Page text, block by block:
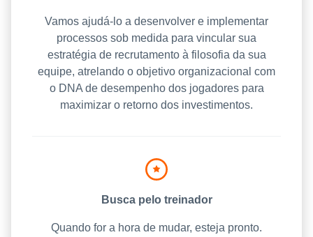
Vamos ajudá-lo a desenvolver e implementar
processos sob medida para vincular sua
estratégia de recrutamento à filosofia da sua
equipe, atrelando o objetivo organizacional com
o DNA de desempenho dos jogadores para
maximizar o retorno dos investimentos.
Busca pelo treinador
Quando for a hora de mudar, esteja pronto.